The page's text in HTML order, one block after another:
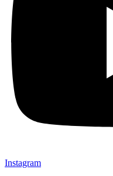
Instagram